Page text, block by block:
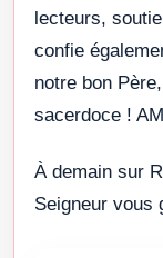
lecteurs,
confie
notre bon
sacerdoce !
À demain sur
Seigneur vous